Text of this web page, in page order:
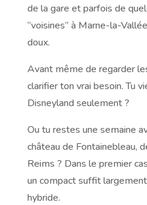
de la gare et parfois de
“voisines” à Marne-la-
doux.
Avant même de regarder
clarifier ton vrai besoin. Tu
Disneyland seulement ?
Ou tu restes une semaine
château de Fontainebleau,
Reims ? Dans le premier
un compact suffit
hybride.